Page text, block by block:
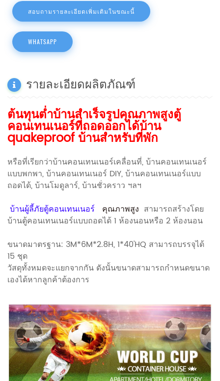
สอบถามรายละเอียดเพิ่มเติมในขณะนี้
WHATSAPP
รายละเอียดผลิตภัณฑ์
ต้นทุนต่ำบ้านสำเร็จรูปคุณภาพสูงตู้
คอนเทนเนอร์ที่ถอดออกได้บ้าน
quakeproof บ้านสำหรับที่พัก
หรือที่เรียกว่าบ้านคอนเทนเนอร์เคลื่อนที่, บ้านคอนเทนเนอร์
แบบพกพา, บ้านคอนเทนเนอร์ DIY, บ้านคอนเทนเนอร์แบบ
ถอดได้, บ้านโมดูลาร์, บ้านชั่วคราว ฯลฯ
บ้านผู้ลี้ภัยตู้คอนเทนเนอร์
คุณภาพสูง สามารถสร้างโดย
บ้านตู้คอนเทนเนอร์แบบถอดได้ 1 ห้องนอนหรือ 2 ห้องนอน
ขนาดมาตรฐาน: 3M*6M*2.8H, 1*40'HQ สามารถบรรจุได้
15 ชุด
วัสดุทั้งหมดจะแยกจากกัน ดังนั้นขนาดสามารถกำหนดขนาด
เองได้หากลูกค้าต้องการ